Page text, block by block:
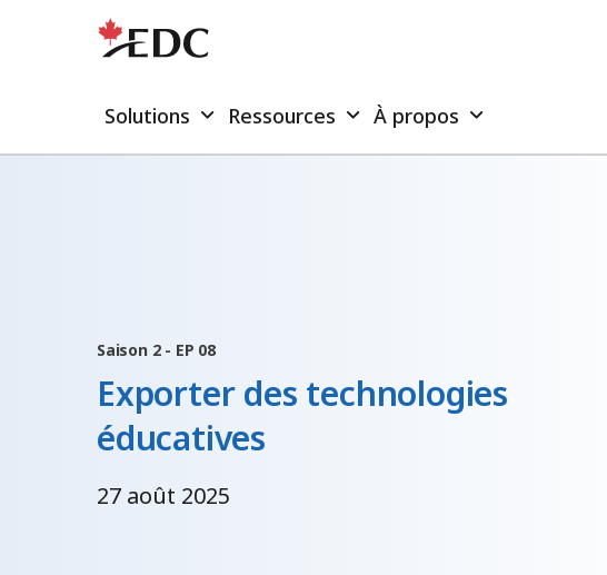
Solutions Ressources À propos
Saison 2 - EP 08
Exporter des technologies
éducatives
27 août 2025